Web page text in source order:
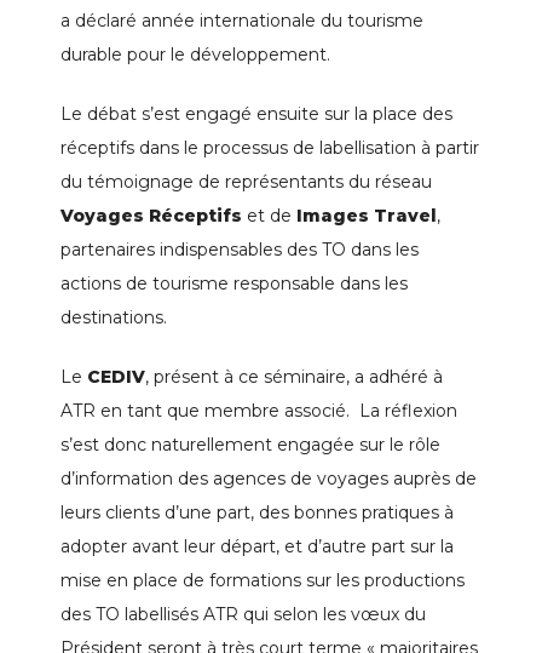
a déclaré année internationale du tourisme
durable pour le développement.
Le débat s’est engagé ensuite sur la place des
réceptifs dans le processus de labellisation à partir
du témoignage de représentants du réseau
Voyages Réceptifs et de Images Travel,
partenaires indispensables des TO dans les
actions de tourisme responsable dans les
destinations.
Le CEDIV, présent à ce séminaire, a adhéré à
ATR en tant que membre associé. La réflexion
s’est donc naturellement engagée sur le rôle
d’information des agences de voyages auprès de
leurs clients d’une part, des bonnes pratiques à
adopter avant leur départ, et d’autre part sur la
mise en place de formations sur les productions
des TO labellisés ATR qui selon les vœux du
Président seront à très court terme « majoritaires